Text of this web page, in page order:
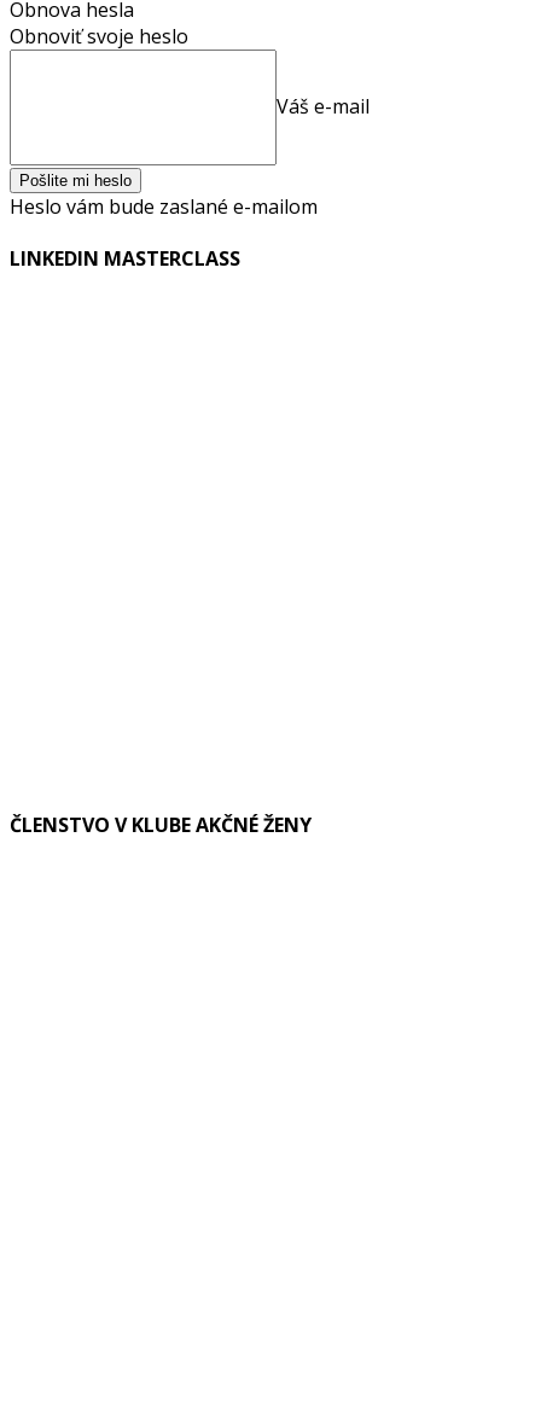
Obnova hesla
Obnoviť svoje heslo
Váš e-mail
Heslo vám bude zaslané e-mailom
LINKEDIN MASTERCLASS
ČLENSTVO V KLUBE AKČNÉ ŽENY